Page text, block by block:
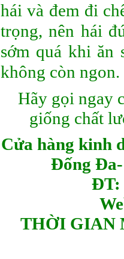
hái và đem đi
trọng, nên hái
sớm quá khi ăn
không còn ngon.
Hãy gọi ngay
giống chất
Cửa hàng kinh
Đống Đa-
ĐT:
THỜI GIAN